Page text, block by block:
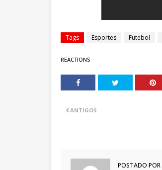
Tags Esportes Futebol
REACTIONS
ANTIGOS
POSTADO POR